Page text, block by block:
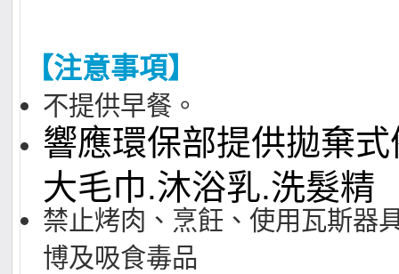
【注意事項】
不提供早餐。
響應環保部提供拋棄式
大毛巾.沐浴乳.洗髮精
禁止烤肉、烹飪、使用瓦斯器
博及吸食毒品